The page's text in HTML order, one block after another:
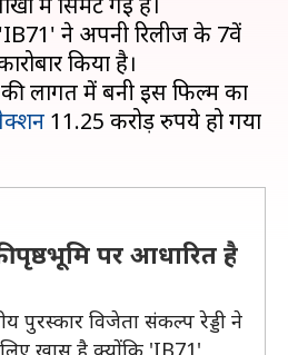
ने अपनी रिलीज के 7वें
किया है।
लागत में बनी इस फिल्म का
11.25 करोड़ रुपये हो गया
पृष्ठभूमि पर आधारित है
पुरस्कार विजेता संकल्प रेड्डी ने
खास है क्योंकि 'IB71'